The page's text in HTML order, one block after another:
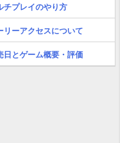
チプレイのやり方
リーアクセスについて
日とゲーム概要・評価